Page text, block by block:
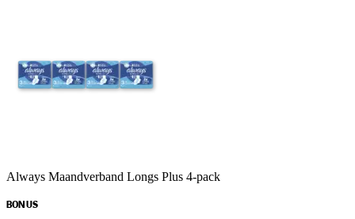
Always Maandverband Longs Plus 4-pack
BONUS